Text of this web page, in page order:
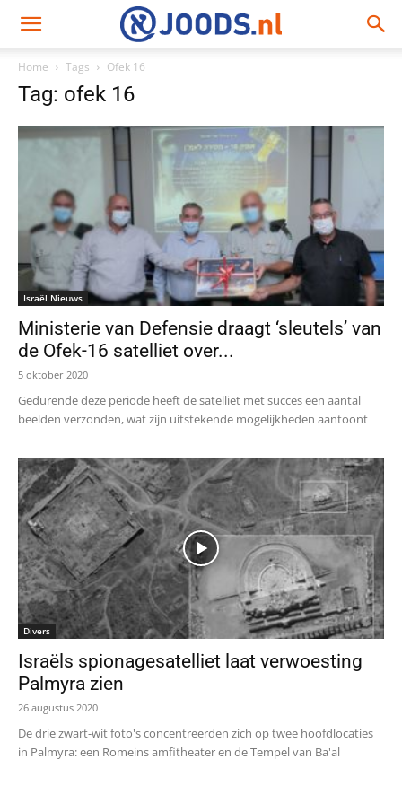
Home Tags Ofek 16
Tag: ofek 16
Israël Nieuws
Ministerie van Defensie draagt ‘sleutels’ van
de Ofek-16 satelliet over...
5 oktober 2020
Gedurende deze periode heeft de satelliet met succes een aantal
beelden verzonden, wat zijn uitstekende mogelijkheden aantoont
Divers
Israëls spionagesatelliet laat verwoesting
Palmyra zien
26 augustus 2020
De drie zwart-wit foto's concentreerden zich op twee hoofdlocaties
in Palmyra: een Romeins amfitheater en de Tempel van Ba'al